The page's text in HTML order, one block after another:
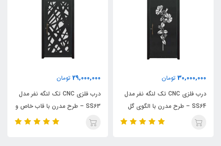
30,000,000 تومان
درب فلزی CNC تک لنگه نفر مدل
SS64 – طرح مدرن با الگوی گل
زیبا
29,000,000 تومان
درب فلزی CNC تک لنگه نفر مدل
SS63 – طرح مدرن با قاب خاص و
خطوط مینیمال